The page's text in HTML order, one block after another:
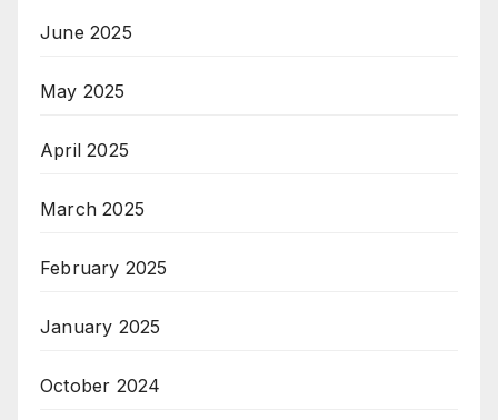
June 2025
May 2025
April 2025
March 2025
February 2025
January 2025
October 2024